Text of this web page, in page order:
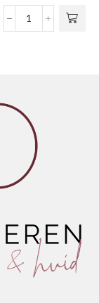
Conditioning